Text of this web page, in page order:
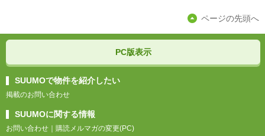
ページの先頭へ
PC版表示
SUUMOで物件を紹介したい
掲載のお問い合わせ
SUUMOに関する情報
お問い合わせ 購読メルマガの変更(PC)